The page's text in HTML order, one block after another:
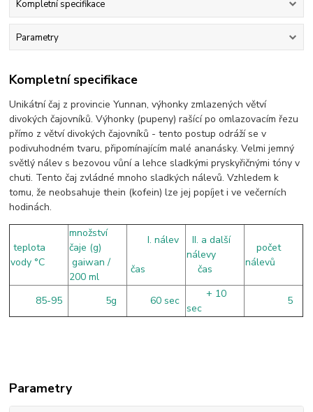
Kompletní specifikace
Parametry
Kompletní specifikace
Unikátní čaj z provincie Yunnan, výhonky zmlazených větví
divokých čajovníků. Výhonky (pupeny) rašící po omlazovacím řezu
přímo z větví divokých čajovníků - tento postup odráží se v
podivuhodném tvaru, připomínajícím malé ananásky. Velmi jemný
světlý nálev s bezovou vůní a lehce sladkými pryskyřičnými tóny v
chuti. Tento čaj zvládné mnoho sladkých nálevů. Vzhledem k
tomu, že neobsahuje thein (kofein) lze jej popíjet i ve večerních
hodinách.
teplota
vody °C
množství
čaje (g)
gaiwan /
200 ml
I. nálev
čas
II. a další
nálevy
čas
počet
nálevů
85-95 5g 60 sec
+ 10
sec
5
Parametry